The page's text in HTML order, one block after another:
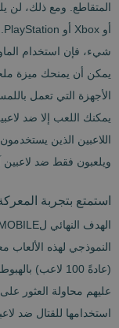
المتقاطع. ومع ذلك، لن
شيء، فإن استخدام
يمكن أن يمنحك ميزة
الأجهزة التي تعمل
اللاعبين الذين
ويلعبون فقط ضد
استمتع بتجربة
النموذجي لهذه
(عادةً 100
عليهم محاولة العثور
استخدامها للقتال ضد